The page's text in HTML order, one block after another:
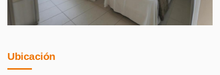
Ubicación